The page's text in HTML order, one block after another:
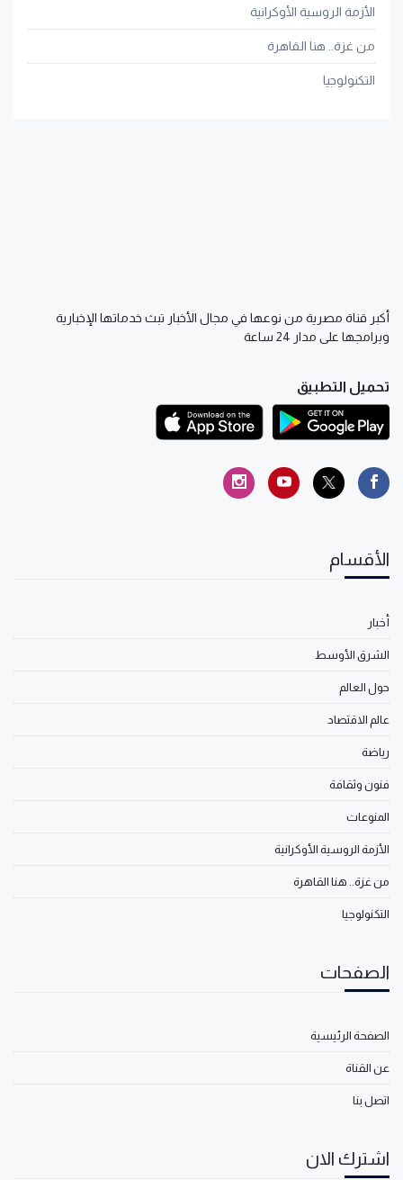
الأزمة الروسية الأوكرانية
من غزة.. هنا القاهرة
التكنولوجيا
أكبر قناة مصرية من نوعها في مجال الأخبار تبث خدماتها الإخبارية
وبرامجها على مدار 24 ساعة
تحميل التطبيق
الأقسام
أخبار
الشرق الأوسط
حول العالم
عالم الاقتصاد
رياضة
فنون وثقافة
المنوعات
الأزمة الروسية الأوكرانية
من غزة.. هنا القاهرة
التكنولوجيا
الصفحات
الصفحة الرئيسية
عن القناة
اتصل بنا
اشترك الان